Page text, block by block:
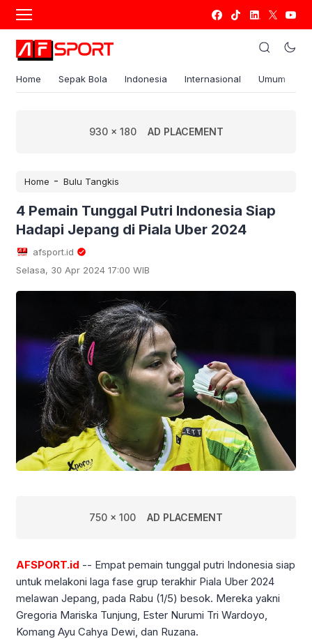
Home Sepak Bola Indonesia Internasional Umum
930 x 180 AD PLACEMENT
Home - Bulu Tangkis
4 Pemain Tunggal Putri Indonesia Siap
Hadapi Jepang di Piala Uber 2024
afsport.id
Selasa, 30 Apr 2024 17:00 WIB
750 x 100 AD PLACEMENT
AFSPORT.id -- Empat pemain tunggal putri Indonesia siap
untuk melakoni laga fase grup terakhir Piala Uber 2024
melawan Jepang, pada Rabu (1/5) besok. Mereka yakni
Gregoria Mariska Tunjung, Ester Nurumi Tri Wardoyo,
Komang Ayu Cahya Dewi, dan Ruzana.